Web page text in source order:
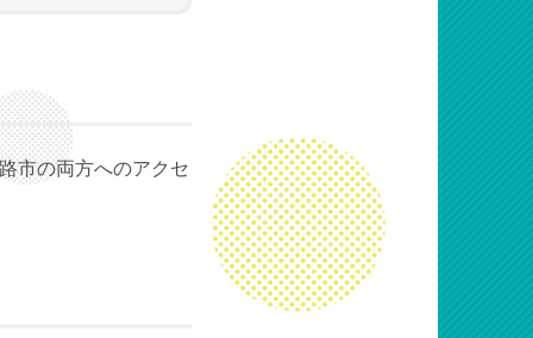
市の両方へのアクセ